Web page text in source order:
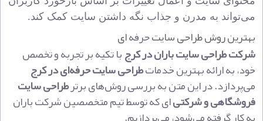
می‌تواند به مدرن و جذاب نگه داشتن سایت کمک کند.
بهترین روش طراحی سایتحرفهای
شرکت طراحی سایت باران در کرجبا تکیه بر تجربه و تخصص
خود، به ارائه بهترین خدماتطراحی سایت حرفه‌ایدر کرج
می‌پردازد. در این متن به بررسی روش‌های برترطراحی سایت
فروشگاهی و شرکتیای که توسط تیم متخصصین شرکت باران